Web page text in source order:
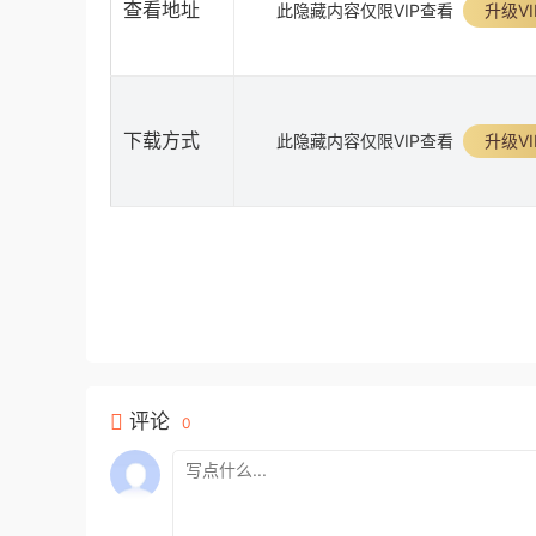
查看地址 此隐藏内容仅限VIP查看 升级
下载方式 此隐藏内容仅限VIP查看 升级
评论 0